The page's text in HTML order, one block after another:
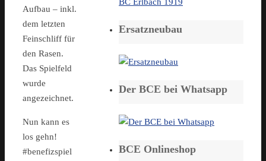
Aufbau – inkl.
dem letzten
Feinschliff für
den Rasen.
Das Spielfeld
wurde
angezeichnet.
Nun kann es
los gehn!
#benefizspiel
Ersatzneubau
Der BCE bei Whatsapp
BCE Onlineshop